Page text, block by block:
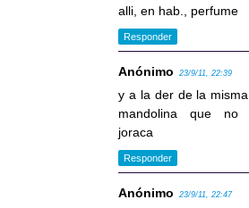
alli, en hab., perfume
Responder
Anónimo 23/9/11, 22:39
y a la der de la
mandolina que no
joraca
Responder
Anónimo 23/9/11, 22:47